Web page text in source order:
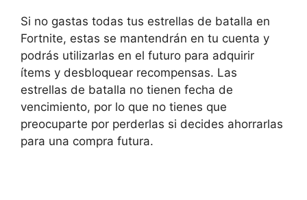
Si no gastas todas tus estrellas de⁣ batalla en⁣
Fortnite, ⁣estas se mantendrán en tu cuenta y
‍podrás utilizarlas en el futuro ‍para adquirir
ítems⁤ y desbloquear recompensas. ⁢Las
estrellas ‍de batalla⁤ no ⁤tienen‌ fecha de
⁣vencimiento, por lo ⁤que no tienes⁣ que
preocuparte por perderlas si ​decides ahorrarlas
para una compra futura.